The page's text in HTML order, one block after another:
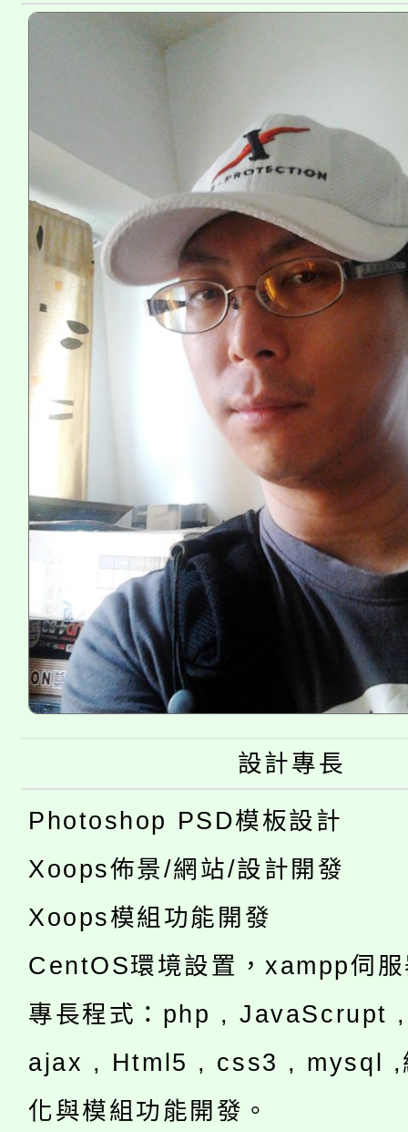
115年食農教育專業人
設計專長
Photoshop PSD模板設計
Xoops佈景/網站/設計開發
Xoops模組功能開發
CentOS環境設置，xampp伺
專長程式：php , JavaScrupt
ajax , Html5 , css3 , mysql ,
化與模組功能開發。